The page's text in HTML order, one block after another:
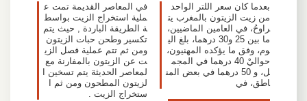
بعدما كان سعر اللتر الواحد
من زيت الزيتون بالمغرب يت
راوحُ، في العامين الماضيين،
ما بين 25 و30 درهما، بلغ الي
وم، وفق ما يؤكده المهنيون،
حواليْ 40 درهما في المجم
ل، و 50 درهما في بعض المن
اطق، في
في المعاصر القديمة تمت ع
ملية استخراج الزيت بواسط
ة الطريقة الباردة , حيث يتم
تكسير وطحن حبات الزيتون
ومن ثم تتم عملية فصل الزي
ت عن الزيتون بالمفارنة مع
لمعاصر الحديثة يتم تسخين ا
لزيتون المطحون ومن ثم ا
ستخراج الزيت .